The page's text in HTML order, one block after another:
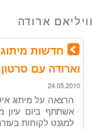
וויליאם ארודה
וארודה עם
24.05.2010
הרצאה על מיתוג
אשתתף ביום
למגנט לקוחות